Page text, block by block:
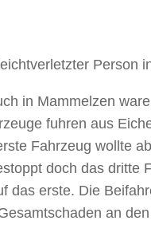
Person
in Mammelzen
fuhren aus
Fahrzeug wollte
doch das dritte
das erste. Die
an